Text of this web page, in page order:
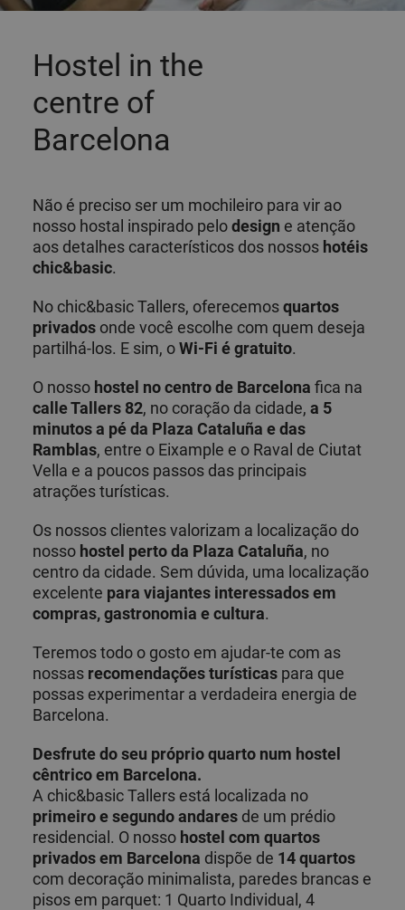
Hostel in the
centre of
Barcelona
Não é preciso ser um mochileiro para vir ao
nosso hostal inspirado pelodesign e atenção
aos detalhes característicos dos nossos hotéis
chic&basic.
No chic&basic Tallers, oferecemosquartos
privados onde você escolhe com quem deseja
partilhá-los. E sim, oWi-Fi é gratuito.
O nosso hostel no centro de Barcelona fica na
calle Tallers 82, no coração da cidade, a 5
minutos a pé da Plaza Cataluña e das
Ramblas, entre o Eixample e o Raval de Ciutat
Vella e a poucos passos das principais
atrações turísticas.
Os nossos clientes valorizam a localização do
nosso hostel perto da Plaza Cataluña, no
centro da cidade. Sem dúvida, uma localização
excelente para viajantes interessados em
compras, gastronomia e cultura.
Teremos todo o gosto em ajudar-te com as
nossas recomendações turísticas para que
possas experimentar a verdadeira energia de
Barcelona.
Desfrute do seu próprio quarto num hostel
cêntrico em Barcelona.
A chic&basic Tallers está localizada no
primeiro e segundo andares de um prédio
residencial. O nosso hostel com quartos
privados em Barcelona dispõe de 14 quartos
com decoração minimalista, paredes brancas e
pisos em parquet: 1 Quarto Individual, 4